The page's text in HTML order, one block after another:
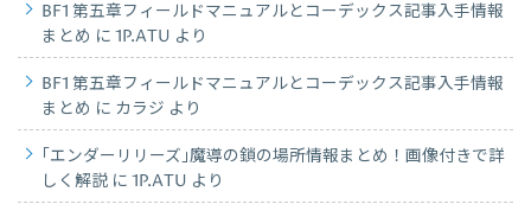
BF1 第五章フィールドマニュアルとコーデックス記事入手情報
まとめ に 1P.ATU より
BF1 第五章フィールドマニュアルとコーデックス記事入手情報
まとめ に カラジ より
｢エンダーリリーズ｣魔導の鎖の場所情報まとめ！画像付きで詳
しく解説 に 1P.ATU より